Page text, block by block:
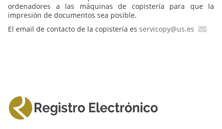
ordenadores a las máquinas de copistería para que la
impresión de documentos sea posible.
El email de contacto de la copistería es servicopy@us.es